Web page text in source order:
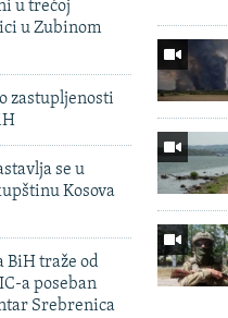
u trećoj
u Zubinom
zastupljenosti
se u
Kosova
BiH traže od
a poseban
Srebrenica